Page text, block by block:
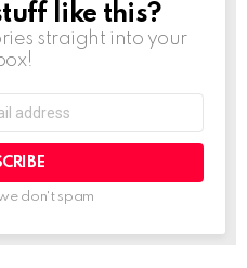
like this?
straight into your
don't spam